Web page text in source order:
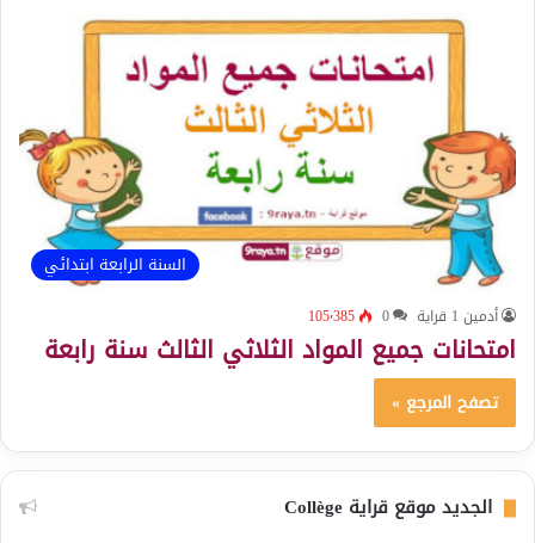
السنة الرابعة ابتدائي
أدمين 1 قراية 0 105٬385
امتحانات جميع المواد الثلاثي الثالث سنة رابعة
تصفح المرجع »
الجديد موقع قراية Collège